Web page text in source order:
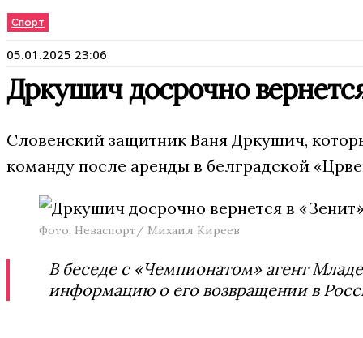
Спорт
05.01.2025 23:06
Дркушич досрочно
Словенский защитник Ваня Дркушич,
команду после аренды в белградской
Фото: Неваспорт/ Михаил Киреев
В беседе с «Чемпионатом» агент
информацию о его возвращении в